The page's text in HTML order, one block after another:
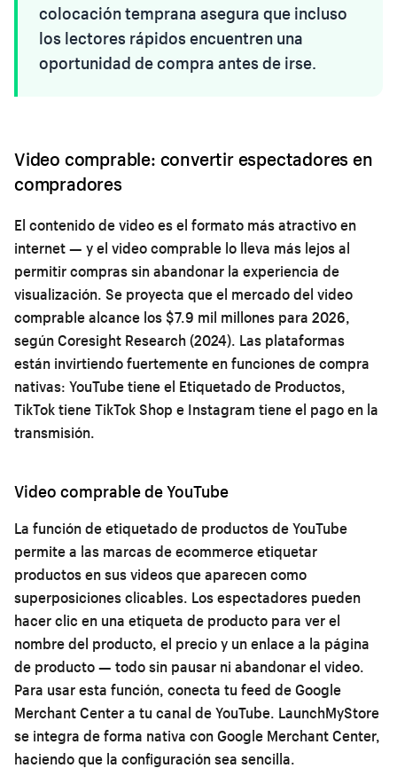
colocación temprana asegura que incluso
los lectores rápidos encuentren una
oportunidad de compra antes de irse.
Video comprable: convertir espectadores en
compradores
El contenido de video es el formato más atractivo en
internet — y el video comprable lo lleva más lejos al
permitir compras sin abandonar la experiencia de
visualización. Se proyecta que el mercado del video
comprable alcance los $7.9 mil millones para 2026,
según Coresight Research (2024). Las plataformas
están invirtiendo fuertemente en funciones de compra
nativas: YouTube tiene el Etiquetado de Productos,
TikTok tiene TikTok Shop e Instagram tiene el pago en la
transmisión.
Video comprable de YouTube
La función de etiquetado de productos de YouTube
permite a las marcas de ecommerce etiquetar
productos en sus videos que aparecen como
superposiciones clicables. Los espectadores pueden
hacer clic en una etiqueta de producto para ver el
nombre del producto, el precio y un enlace a la página
de producto — todo sin pausar ni abandonar el video.
Para usar esta función, conecta tu feed de Google
Merchant Center a tu canal de YouTube. LaunchMyStore
se integra de forma nativa con Google Merchant Center,
haciendo que la configuración sea sencilla.